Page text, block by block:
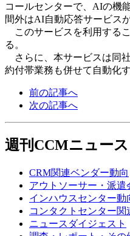
コールセンターで、AIの機
間外はAI自動応答サービス
このサービスを利用する
る。
さらに、本サービスは同
約付帯業務も併せて自動化
前の記事へ
次の記事へ
週刊CCMニュース
CRM関連ベンダー動向
アウトソーサー・派遣
インハウスセンター動
コンタクトセンター関
ニュースダイジェスト